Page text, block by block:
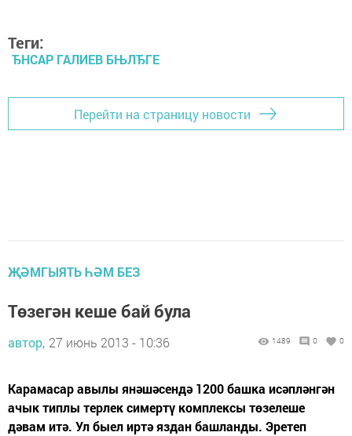
Теги:
ЂНСАР ГАЛИЕВ БЊЛЂГЕ
Перейти на страницу новости
ҖӘМГЫЯТЬ ҺӘМ БЕЗ
Төзегән кеше бай була
автор, 27 июнь 2013 - 10:36 1489 0 0
Карамасар авылы янәшәсендә 1200 башка исәпләнгән
ачык типлы терлек симертү комплексы төзелеше
дәвам итә. Ул быел иртә яздан башланды. Эретеп